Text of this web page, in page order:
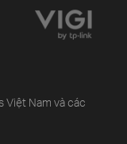
Việt Nam và các